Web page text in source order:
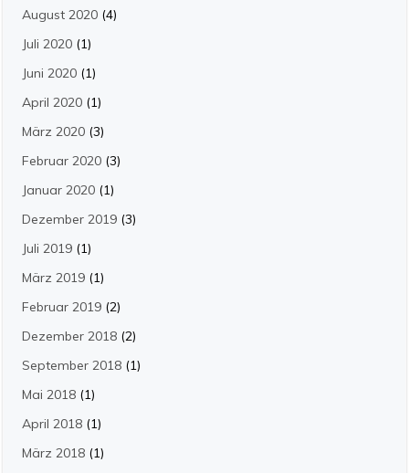
August 2020 (4)
Juli 2020 (1)
Juni 2020 (1)
April 2020 (1)
März 2020 (3)
Februar 2020 (3)
Januar 2020 (1)
Dezember 2019 (3)
Juli 2019 (1)
März 2019 (1)
Februar 2019 (2)
Dezember 2018 (2)
September 2018 (1)
Mai 2018 (1)
April 2018 (1)
März 2018 (1)